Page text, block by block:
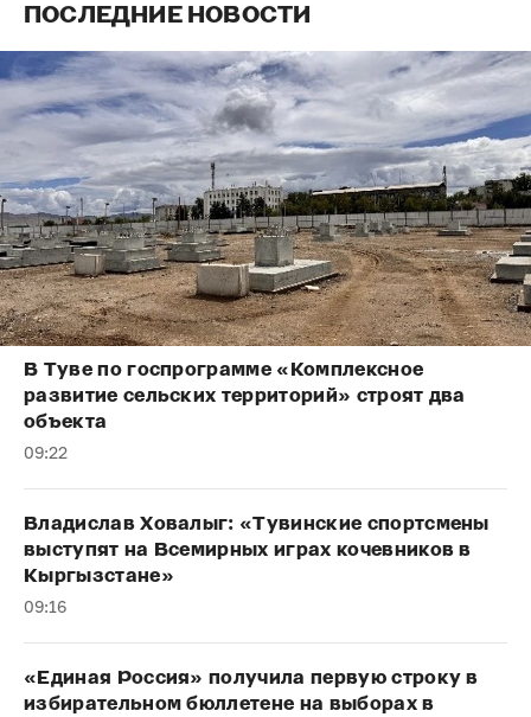
ПОСЛЕДНИЕ НОВОСТИ
В Туве по госпрограмме «Комплексное
развитие сельских территорий» строят два
объекта
09:22
Владислав Ховалыг: «Тувинские спортсмены
выступят на Всемирных играх кочевников в
Кыргызстане»
09:16
«Единая Россия» получила первую строку в
избирательном бюллетене на выборах в